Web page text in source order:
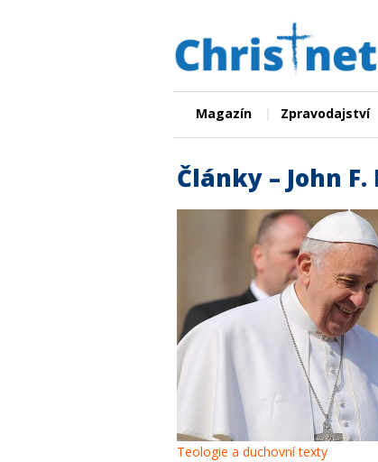
Magazín Zpravodajství
Články – John
Teologie a duchovní texty